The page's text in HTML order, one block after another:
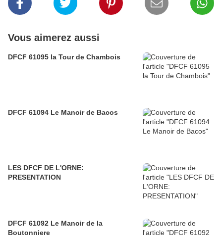
Vous aimerez aussi
DFCF 61095 la Tour de Chambois
DFCF 61094 Le Manoir de Bacos
LES DFCF DE L'ORNE:
PRESENTATION
DFCF 61092 Le Manoir de la
Boutonniere